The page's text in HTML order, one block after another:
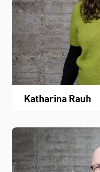
Katharina Rauh